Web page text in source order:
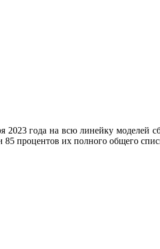
года на всю линейку моделей
85 процентов их полного общего